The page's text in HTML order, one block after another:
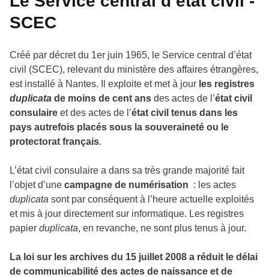
SCEC
Créé par décret du 1er juin 1965, le Service central d’état
civil (SCEC), relevant du ministère des affaires étrangères,
est installé à Nantes. Il exploite et met à jour les registres
duplicata de moins de cent ans des actes de l’état civil
consulaire et des actes de l’état civil tenus dans les
pays autrefois placés sous la souveraineté ou le
protectorat français.
L’état civil consulaire a dans sa très grande majorité fait
l’objet d’une campagne de numérisation : les actes
duplicata sont par conséquent à l’heure actuelle exploités
et mis à jour directement sur informatique. Les registres
papier duplicata, en revanche, ne sont plus tenus à jour.
La loi sur les archives du 15 juillet 2008 a réduit le délai
de communicabilité des actes de naissance et de